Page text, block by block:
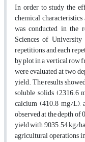
In order to study the
chemical
was conducted in the
Sciences of
repetitions and each
by plot in a vertical row
were evaluated at two
yield. The results
soluble solids (2316.6
calcium (410.8 mg/L),
observed at the depth of
yield with 9035.54 kg/
agricultural operations